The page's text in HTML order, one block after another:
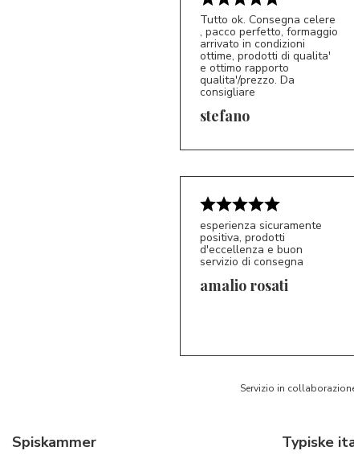
S*
Tutto ok. Consegna celere
, pacco perfetto, formaggio
arrivato in condizioni
ottime, prodotti di qualita'
e ottimo rapporto
qualita'/prezzo. Da
consigliare
stefano
esperienza sicuramente
positiva, prodotti
d'eccellenza e buon
servizio di consegna
amalio rosati
Servizio in
Spiskammer